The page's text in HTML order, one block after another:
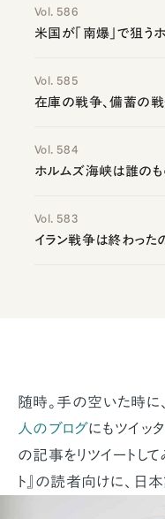
Vol. 586
米国が「南爆」で狙う
Vol. 585
在庫の戦争、備蓄の
Vol. 584
ホルムズ海峡は誰の
Vol. 583
イラン戦争は終わった
随時。手の空いた時に
人のブログにもツイッ
の記事をリツイートし
ト』の読者向けに、日